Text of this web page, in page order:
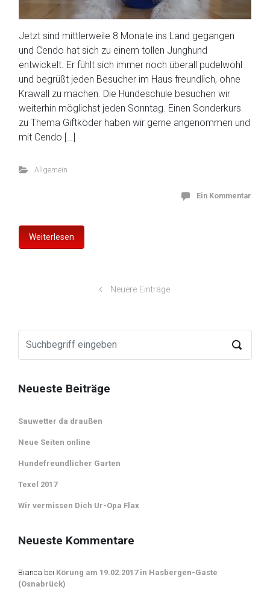
Jetzt sind mittlerweile 8 Monate ins Land gegangen
und Cendo hat sich zu einem tollen Junghund
entwickelt. Er fühlt sich immer noch überall pudelwohl
und begrüßt jeden Besucher im Haus freundlich, ohne
Krawall zu machen. Die Hundeschule besuchen wir
weiterhin möglichst jeden Sonntag. Einen Sonderkurs
zu Thema Giftköder haben wir gerne angenommen und
mit Cendo […]
Allgemein
Ein Kommentar
Weiterlesen
Neuere Einträge
Neueste Beiträge
Sauwetter da draußen
Neue Seiten online
Hundefreundlicher Garten
Texel 2017
Wir vermissen Dich Ur-Opa Flax
Neueste Kommentare
Bianca bei Körung am 19.02.2017 in Hasbergen-Gaste
(Osnabrück)